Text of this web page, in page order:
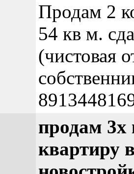
Продам 2
54 кв м.
(чистовая
продам
квартиру